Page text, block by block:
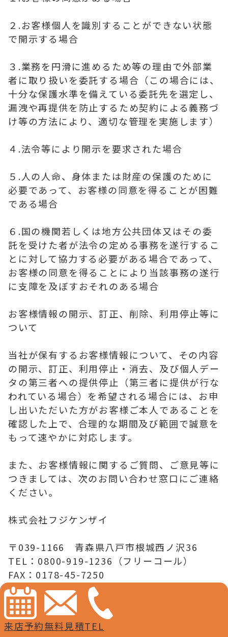
２.お客様個人を識別することができない状態
で開示する場合
３.業務を円滑に進めるため等の理由で外部業
者に取り扱いを委託する場合（この場合には、
十分な保護水準を備えている委託先を選定し、
漏洩や再提供を防止するため契約による義務づ
け等の方法により、適切な管理を実施します）
４.法令等により開示を要求された場合
５.人の人命、身体または財産の保護のために
必要であって、お客様の同意を得ることが困難
である場合
６.国の機関若しくは地方公共団体又はその委
託を受けた者が法令の定める事務を遂行するこ
とに対して協力する必要がある場合であって、
お客様の同意を得ることにより当該事務の遂行
に支障を及ぼすおそれのある場合
お客様情報の開示、訂正、削除、利用停止等に
ついて
当社が保有するお客様情報について、その内容
の開示、訂正、利用停止・消去、及び個人デー
タの第三者への提供停止（第三者に提供が行な
われている場合）を希望される場合には、お申
し出いただいた方がお客様ご本人であることを
確認した上で、合理的な期間及び範囲で誠意を
もって速やかに対応します。
また、お客様情報に関するご質問、ご意見等に
つきましては、次のお問い合わせ窓口にご連絡
ください。
株式会社フジケンザイ
〒039-1166 青森県八戸市根城西ノ沢36
TEL：0800-919-1236（フリーコール）
FAX：0178-45-7250
営業時間 9:00～17:00
※法人等のお客様情報につきましても、利用目
的、関係法令に準拠して上記に準じ適切に取扱
来店予約無料見積TEL